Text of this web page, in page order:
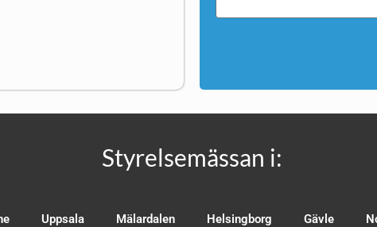
Styrelsemässan i:
Uppsala Mälardalen Helsingborg Gävle